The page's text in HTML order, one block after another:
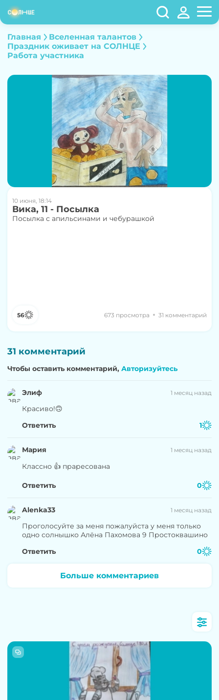
Главная
Вселенная талантов
Праздник оживает на СОЛНЦЕ
Работа участника
10 июня, 18:14
Вика, 11 - Посылка
Посылка с апильсинами и чебурашкой
56 673 просмотра 31 комментарий
31 комментарий
Чтобы оставить комментарий, Авторизуйтесь
Элиф 1 месяц назад
Красиво!🙃
Ответить
1
Мария 1 месяц назад
Классно 👍 праресована
Ответить 0
Alenka33 1 месяц назад
Проголосуйте за меня пожалуйста у меня только
одно солнышко Алёна Пахомова 9 Простоквашино
Ответить
0
Больше комментариев